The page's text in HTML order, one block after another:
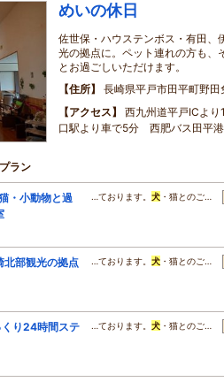
めいの休日
佐世保・ハウステンボス・有田、
光の拠点に。ペット連れの方も、
とお過ごしいただけます。
住所
長崎県平戸市田平町野
アクセス
西九州道平戸ICよ
口駅より車で5分 西肥バス田平
ラン
・小動物と過
…ております。 犬 ・猫とのご…
北部観光の拠点
…ております。 犬 ・猫とのご…
くり24時間ステ
…ております。 犬 ・猫とのご…